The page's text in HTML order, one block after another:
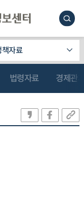
책자료
법령자료 경제관